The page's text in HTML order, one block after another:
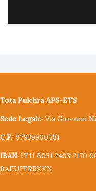
Tota Pulchra APS-ETS
Sede Legale: Via Giovanni
C.F.: 97939900581
IBAN: IT11 B031 2403
BAFUITRRXXX